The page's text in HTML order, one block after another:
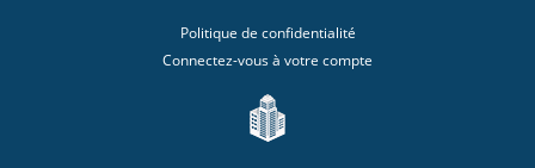
Politique de confidentialité
Connectez-vous à votre compte